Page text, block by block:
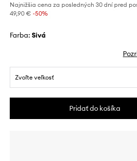
Najnižšia cena za posledných 30 dní pred
49,90 € -50%
Farba: sivá
Zvoľte veľkosť
Pridať do košíka